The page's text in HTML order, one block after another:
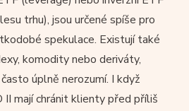
trhu), jsou určené spíše pro
spekulace. Existují také
komodity nebo deriváty,
úplně nerozumí. I když
II mají chránit klienty před příliš